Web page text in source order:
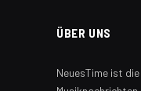
ÜBER UNS
NeuesTime ist